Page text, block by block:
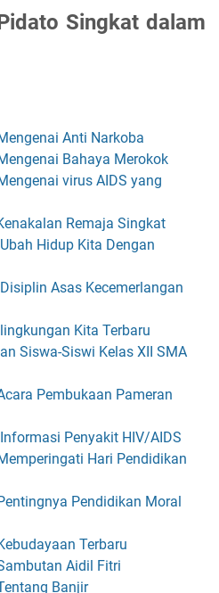
Singkat dalam
Anti Narkoba
Bahaya Merokok
virus AIDS yang
Remaja Singkat
Hidup Kita Dengan
Asas Kecemerlangan
Kita Terbaru
Siswa-Siswi Kelas XII SMA
Pembukaan Pameran
Penyakit HIV/AIDS
Hari Pendidikan
Pendidikan Moral
Terbaru
Aidil Fitri
Banjir